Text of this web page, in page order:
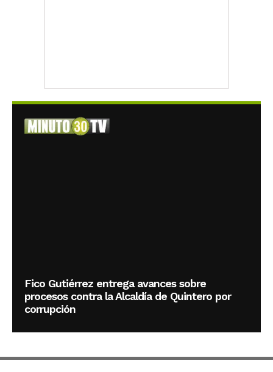
Fico Gutiérrez entrega avances sobre
procesos contra la Alcaldía de Quintero por
corrupción